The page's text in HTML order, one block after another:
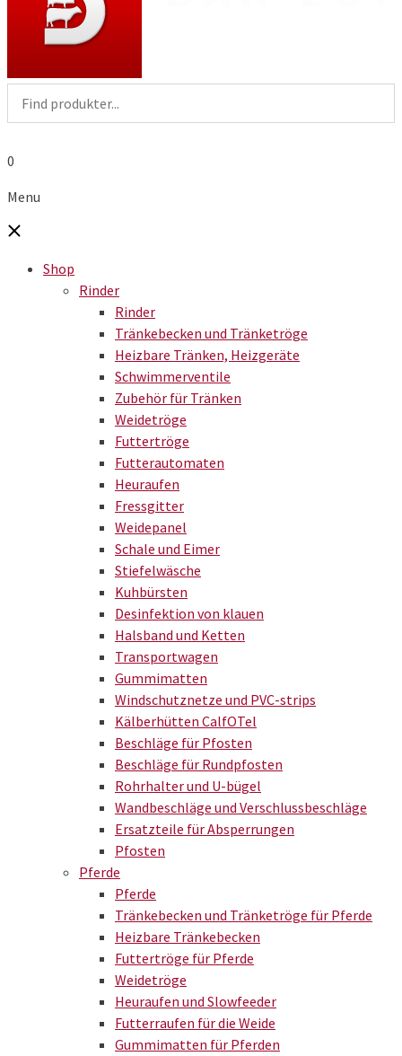
0
Menu
Shop
Rinder
Rinder
Tränkebecken und Tränketröge
Heizbare Tränken, Heizgeräte
Schwimmerventile
Zubehör für Tränken
Weidetröge
Futtertröge
Futterautomaten
Heuraufen
Fressgitter
Weidepanel
Schale und Eimer
Stiefelwäsche
Kuhbürsten
Desinfektion von klauen
Halsband und Ketten
Transportwagen
Gummimatten
Windschutznetze und PVC-strips
Kälberhütten CalfOTel
Beschläge für Pfosten
Beschläge für Rundpfosten
Rohrhalter und U-bügel
Wandbeschläge und Verschlussbeschläge
Ersatzteile für Absperrungen
Pfosten
Pferde
Pferde
Tränkebecken und Tränketröge für Pferde
Heizbare Tränkebecken
Futtertröge für Pferde
Weidetröge
Heuraufen und Slowfeeder
Futterraufen für die Weide
Gummimatten für Pferden